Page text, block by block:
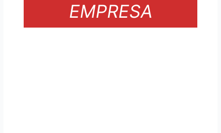
EMPRESA